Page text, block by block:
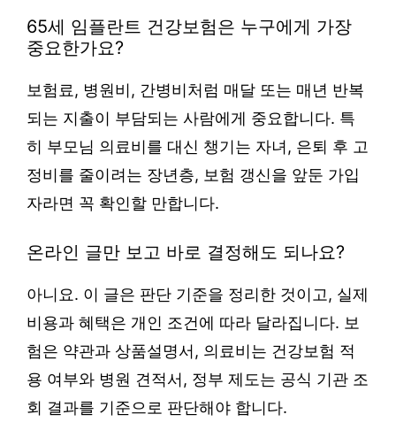
65세 임플란트 건강보험은 누구에게 가장
중요한가요?
보험료, 병원비, 간병비처럼 매달 또는 매년 반복
되는 지출이 부담되는 사람에게 중요합니다. 특
히 부모님 의료비를 대신 챙기는 자녀, 은퇴 후 고
정비를 줄이려는 장년층, 보험 갱신을 앞둔 가입
자라면 꼭 확인할 만합니다.
온라인 글만 보고 바로 결정해도 되나요?
아니요. 이 글은 판단 기준을 정리한 것이고, 실제
비용과 혜택은 개인 조건에 따라 달라집니다. 보
험은 약관과 상품설명서, 의료비는 건강보험 적
용 여부와 병원 견적서, 정부 제도는 공식 기관 조
회 결과를 기준으로 판단해야 합니다.